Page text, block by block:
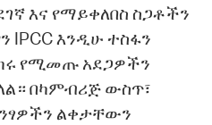
እና የማይቀለበስ ስጋቶችን
IPCC እንዲሁ ተስፋን
የሚመጡ አደጋዎችን
በካምብሪጅ ውስጥ፣
ልቀታቸውን